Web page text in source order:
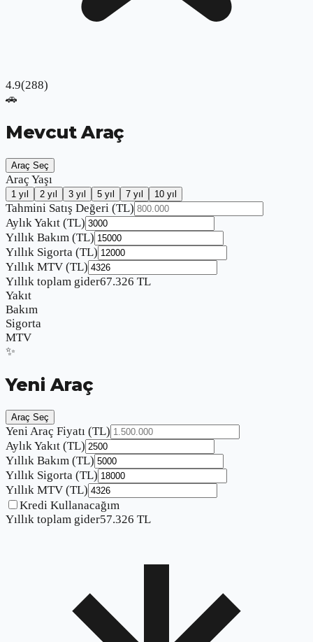
4.9(288)
🚗
Mevcut Araç
Araç Seç
Araç Yaşı
1 yıl 2 yıl 3 yıl 5 yıl 7 yıl 10 yıl
Tahmini Satış Değeri (TL)
Aylık Yakıt (TL)
Yıllık Bakım (TL)
Yıllık Sigorta (TL)
Yıllık MTV (TL)
Yıllık toplam gider67.326 TL
Yakıt
Bakım
Sigorta
MTV
✨
Yeni Araç
Araç Seç
Yeni Araç Fiyatı (TL)
Aylık Yakıt (TL)
Yıllık Bakım (TL)
Yıllık Sigorta (TL)
Yıllık MTV (TL)
Kredi Kullanacağım
Yıllık toplam gider57.326 TL